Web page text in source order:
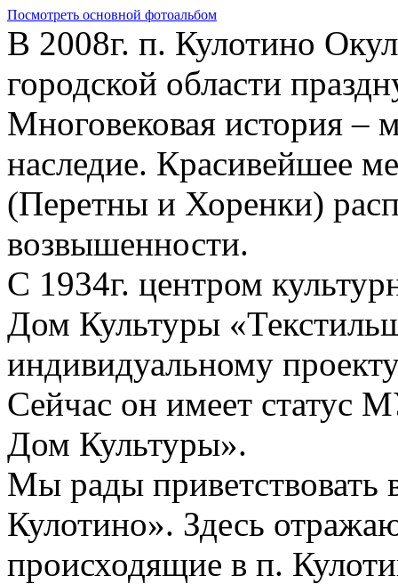
Перейти к основному содержанию
Посмотреть основной фотоальбом
В 2008г. п. Кулотино
городской области
Многовековая история –
наследие. Красивейшее
(Перетны и Хоренки)
возвышенности.
С 1934г. центром
Дом Культуры
индивидуальному
Сейчас он имеет статус
Дом Культуры».
Мы рады приветствовать
Кулотино». Здесь
происходящие в п.